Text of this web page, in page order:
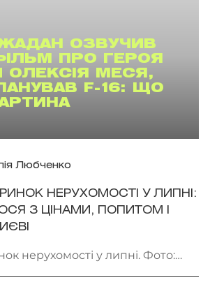
ЖАДАН ОЗВУЧИВ
ПРО ГЕРОЯ
ОЛЕКСІЯ МЕСЯ,
F-16: ЩО
Любченко
НЕРУХОМОСТІ У ЛИПНІ:
З ЦІНАМИ, ПОПИТОМ І
нерухомості у липні. Фото: